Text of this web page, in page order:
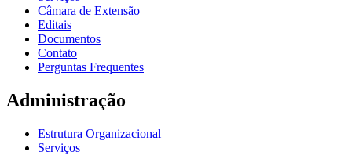
Câmara de Extensão
Editais
Documentos
Contato
Perguntas Frequentes
Administração
Estrutura Organizacional
Serviços